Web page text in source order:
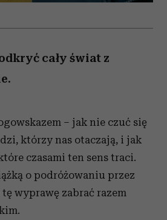
cały świat z
– jak nie czuć się
którzy nas otaczają, i jak
czasami ten sens traci.
o podróżowaniu przez
wyprawę zabrać razem